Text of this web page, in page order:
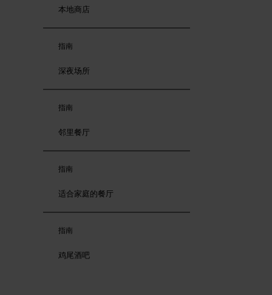
本地商店
指南
深夜场所
指南
邻里餐厅
指南
适合家庭的餐厅
指南
鸡尾酒吧